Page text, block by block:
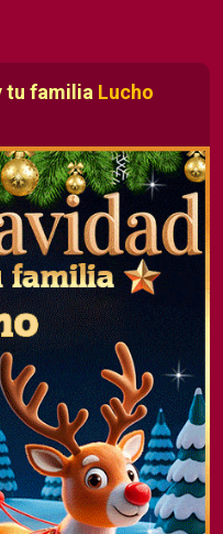
tu familia Lucho